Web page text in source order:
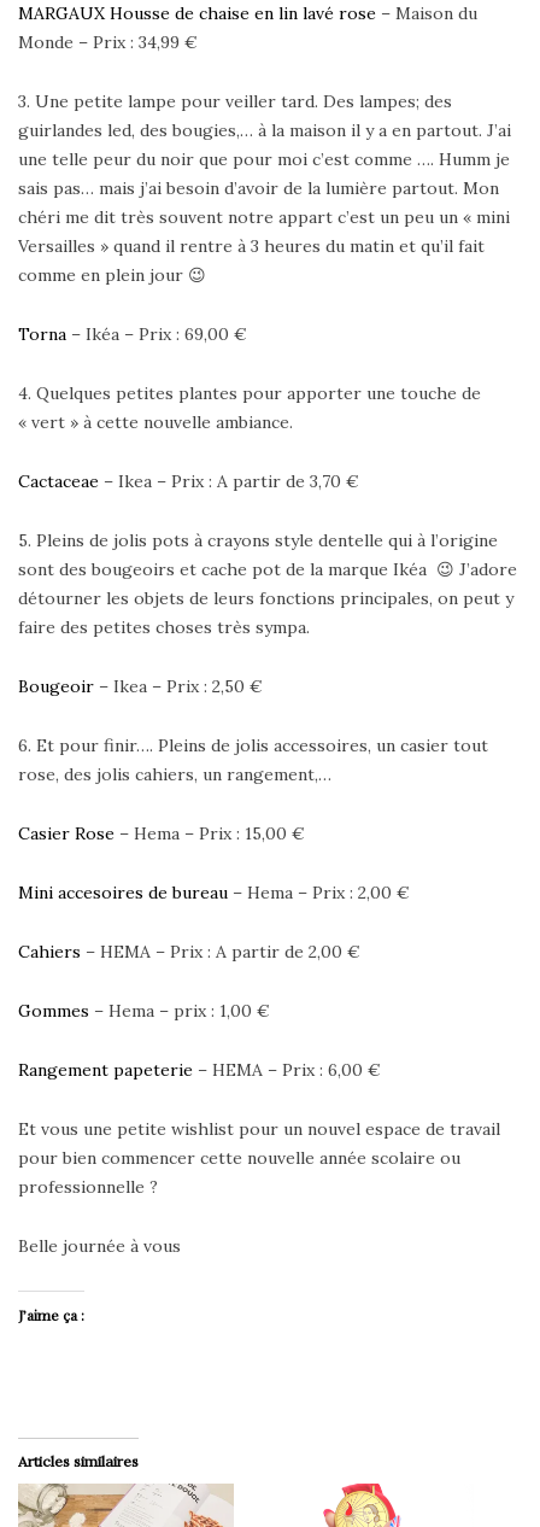
MARGAUX Housse de chaise en lin lavé rose – Maison du
Monde – Prix : 34,99 €
3. Une petite lampe pour veiller tard. Des lampes; des
guirlandes led, des bougies,… à la maison il y a en partout. J’ai
une telle peur du noir que pour moi c’est comme …. Humm je
sais pas… mais j’ai besoin d’avoir de la lumière partout. Mon
chéri me dit très souvent notre appart c’est un peu un « mini
Versailles » quand il rentre à 3 heures du matin et qu’il fait
comme en plein jour 😉
Torna – Ikéa – Prix : 69,00 €
4. Quelques petites plantes pour apporter une touche de
« vert » à cette nouvelle ambiance.
Cactaceae – Ikea – Prix : A partir de 3,70 €
5. Pleins de jolis pots à crayons style dentelle qui à l’origine
sont des bougeoirs et cache pot de la marque Ikéa 😉 J’adore
détourner les objets de leurs fonctions principales, on peut y
faire des petites choses très sympa.
Bougeoir – Ikea – Prix : 2,50 €
6. Et pour finir…. Pleins de jolis accessoires, un casier tout
rose, des jolis cahiers, un rangement,…
Casier Rose – Hema – Prix : 15,00 €
Mini accesoires de bureau – Hema – Prix : 2,00 €
Cahiers – HEMA – Prix : A partir de 2,00 €
Gommes – Hema – prix : 1,00 €
Rangement papeterie – HEMA – Prix : 6,00 €
Et vous une petite wishlist pour un nouvel espace de travail
pour bien commencer cette nouvelle année scolaire ou
professionnelle ?
Belle journée à vous
J’aime ça :
Articles similaires